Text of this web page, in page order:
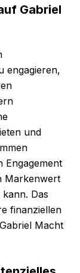
Gabriel
engagieren,
und
Engagement
Markenwert
Das
finanziellen
Macht